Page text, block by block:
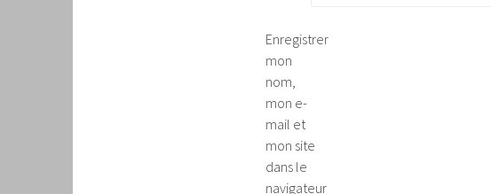
Enregistrer
mon
nom,
mon e-
mail et
mon site
dans le
navigateur